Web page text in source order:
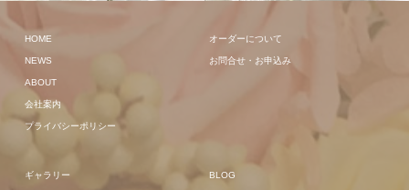
HOME
NEWS
ABOUT
会社案内
プライバシーポリシー
オーダーについて
お問合せ・お申込み
ギャラリー BLOG